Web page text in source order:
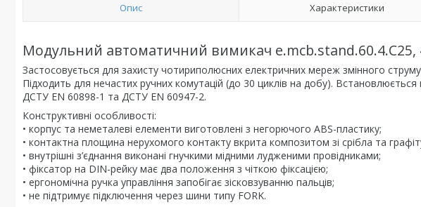
Опис Характеристики
Модульний автоматичний вимикач e.mcb.stand.60.4.C25,
Застосовується для захисту чотириполюсних електричних мереж змінного
Підходить для нечастих ручних комутацій (до 30 циклів на добу).
ДСТУ EN 60898-1 та ДСТУ EN 60947-2.
Конструктивні особливості:
• корпус та неметалеві елементи виготовлені з негорючого ABS-пластику;
• контактна площина нерухомого контакту вкрита композитом зі срібла та
• внутрішні з’єднання виконані гнучкими мідними лудженими провідниками;
• фіксатор на DIN-рейку має два положення з чіткою фіксацією;
• ергономічна ручка управління запобігає зісковзуванню пальців;
• не підтримує підключення через шини типу FORK.